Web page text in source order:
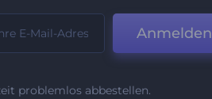
Anmelden
problemlos abbestellen.